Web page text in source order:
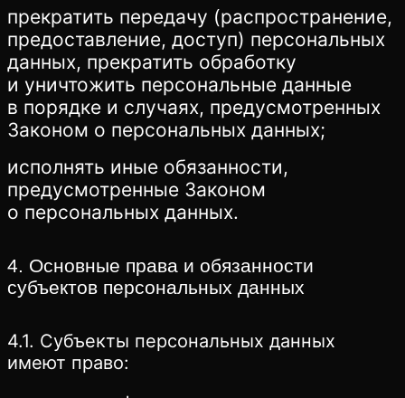
прекратить передачу (распространение,
предоставление, доступ) персональных
данных, прекратить обработку
и уничтожить персональные данные
в порядке и случаях, предусмотренных
Законом о персональных данных;
исполнять иные обязанности,
предусмотренные Законом
о персональных данных.
4. Основные права и обязанности
субъектов персональных данных
4.1. Субъекты персональных данных
имеют право: